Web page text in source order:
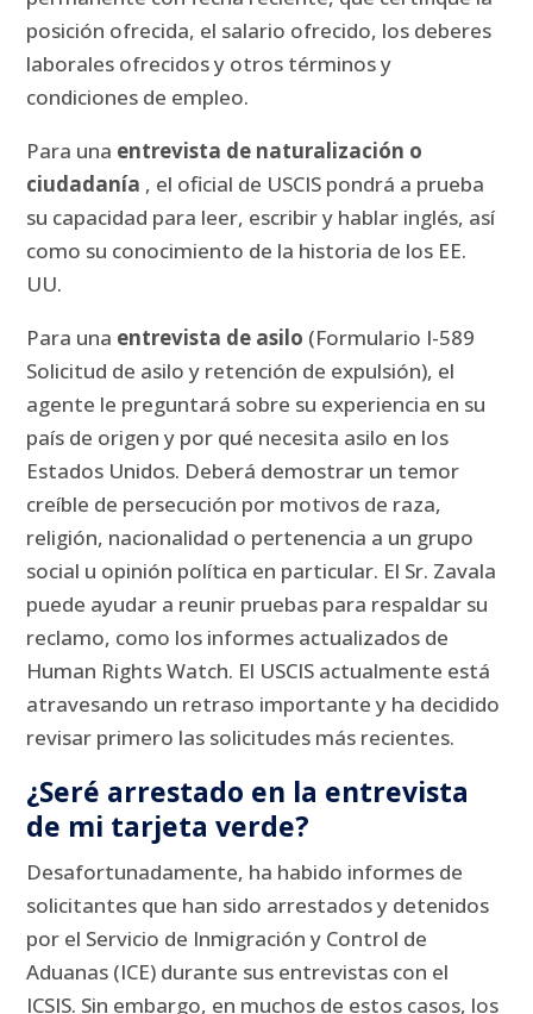
posición ofrecida, el salario ofrecido, los deberes
laborales ofrecidos y otros términos y
condiciones de empleo.
Para una entrevista de naturalización o
ciudadanía , el oficial de USCIS pondrá a prueba
su capacidad para leer, escribir y hablar inglés, así
como su conocimiento de la historia de los EE.
UU.
Para una entrevista de asilo (Formulario I-589
Solicitud de asilo y retención de expulsión), el
agente le preguntará sobre su experiencia en su
país de origen y por qué necesita asilo en los
Estados Unidos. Deberá demostrar un temor
creíble de persecución por motivos de raza,
religión, nacionalidad o pertenencia a un grupo
social u opinión política en particular. El Sr. Zavala
puede ayudar a reunir pruebas para respaldar su
reclamo, como los informes actualizados de
Human Rights Watch. El USCIS actualmente está
atravesando un retraso importante y ha decidido
revisar primero las solicitudes más recientes.
¿Seré arrestado en la entrevista
de mi tarjeta verde?
Desafortunadamente, ha habido informes de
solicitantes que han sido arrestados y detenidos
por el Servicio de Inmigración y Control de
Aduanas (ICE) durante sus entrevistas con el
ICSIS. Sin embargo, en muchos de estos casos, los